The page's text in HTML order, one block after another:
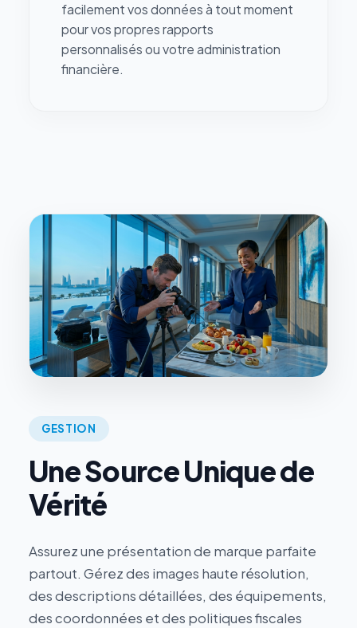
facilement vos données à tout moment
pour vos propres rapports
personnalisés ou votre administration
financière.
GESTION
Une Source Unique de
Vérité
Assurez une présentation de marque parfaite
partout. Gérez des images haute résolution,
des descriptions détaillées, des équipements,
des coordonnées et des politiques fiscales